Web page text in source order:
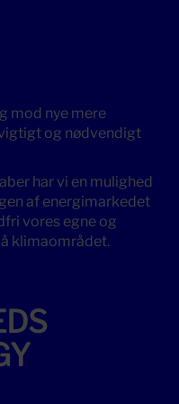
mod nye mere
og nødvendigt
har vi en mulighed
af energimarkedet
vores egne og
klimaområdet.